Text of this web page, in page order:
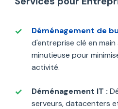
Déménagement de
d'entreprise clé en
minutieuse pour
activité.
Déménagement IT :
serveurs, datacenters